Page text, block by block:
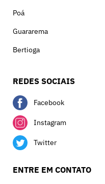
Poá
Guararema
Bertioga
REDES SOCIAIS
Facebook
Instagram
Twitter
ENTRE EM CONTATO